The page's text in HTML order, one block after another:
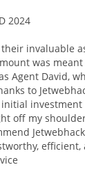
2024
invaluable
was
Agent David,
to
off my
efficient,